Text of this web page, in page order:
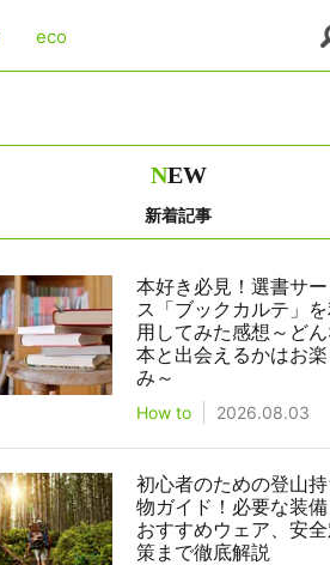
eco
NEW
新着記事
本好き必見！選書サ
ス「ブックカルテ」
用してみた感想～ど
本と出会えるかはお楽
み～
How to 2026.08.03
初心者のための登山持
物ガイド！必要な装備
おすすめウェア、安
策まで徹底解説